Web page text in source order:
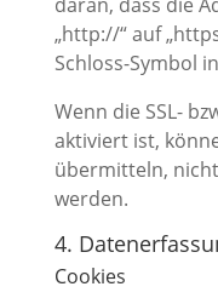
„http://“ auf
Schloss-Symbol
Wenn die SSL-
aktiviert ist,
übermitteln,
werden.
4.
Cookies